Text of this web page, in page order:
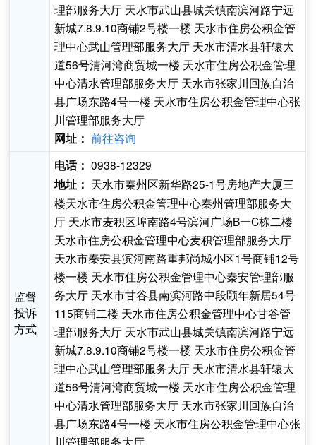
理部服务大厅 天水市武山县城关镇南滨河路宁远
新城7.8.9.10商铺2号楼一楼 天水市住房公积金管
理中心武山管理部服务大厅 天水市清水县轩辕大
道56号清河湾商贸城一楼 天水市住房公积金管理
中心清水管理部服务大厅 天水市张家川回族自治
县广场东路4号一楼 天水市住房公积金管理中心张
川管理部服务大厅
网址： 前往咨询
监督
投诉
方式
电话： 0938-12329
地址： 天水市秦州区新华路25-1号房地产大厦三
楼天水市住房公积金管理中心秦州管理部服务大
厅 天水市麦积区埠南路4号滨河广场B一C栋二楼
天水市住房公积金管理中心麦积管理部服务大厅
天水市秦安县滨河南路重邦尚城小区1号商铺12号
楼一楼 天水市住房公积金管理中心秦安管理部服
务大厅 天水市甘谷县南滨河路中段颐年新居54号
115商铺二楼 天水市住房公积金管理中心甘谷管
理部服务大厅 天水市武山县城关镇南滨河路宁远
新城7.8.9.10商铺2号楼一楼 天水市住房公积金管
理中心武山管理部服务大厅 天水市清水县轩辕大
道56号清河湾商贸城一楼 天水市住房公积金管理
中心清水管理部服务大厅 天水市张家川回族自治
县广场东路4号一楼 天水市住房公积金管理中心张
川管理部服务大厅